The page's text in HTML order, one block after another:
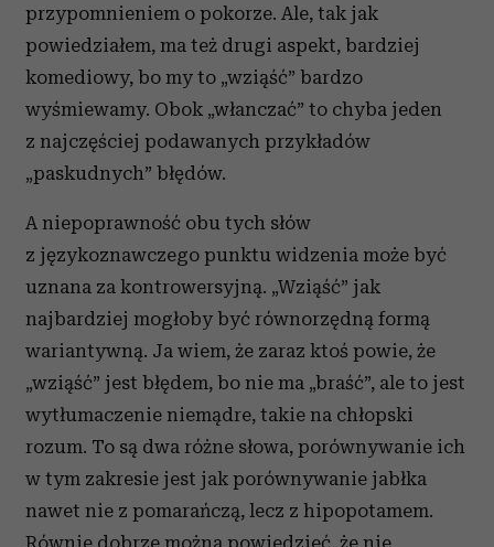
przypomnieniem o pokorze. Ale, tak jak
powiedziałem, ma też drugi aspekt, bardziej
komediowy, bo my to „wziąść” bardzo
wyśmiewamy. Obok „włanczać” to chyba jeden
z najczęściej podawanych przykładów
„paskudnych” błędów.
A niepoprawność obu tych słów
z językoznawczego punktu widzenia może być
uznana za kontrowersyjną. „Wziąść” jak
najbardziej mogłoby być równorzędną formą
wariantywną. Ja wiem, że zaraz ktoś powie, że
„wziąść” jest błędem, bo nie ma „braść”, ale to jest
wytłumaczenie niemądre, takie na chłopski
rozum. To są dwa różne słowa, porównywanie ich
w tym zakresie jest jak porównywanie jabłka
nawet nie z pomarańczą, lecz z hipopotamem.
Równie dobrze można powiedzieć, że nie